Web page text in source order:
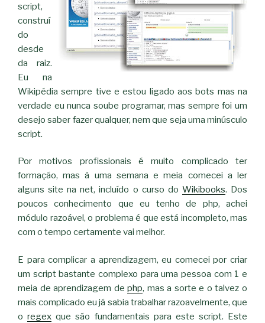
script,
construí
do
desde
da raiz.
Eu na
Wikipédia sempre tive e estou ligado aos bots mas na
verdade eu nunca soube programar, mas sempre foi um
desejo saber fazer qualquer, nem que seja uma minúsculo
script.
Por motivos profissionais é muito complicado ter
formação, mas à uma semana e meia comecei a ler
alguns site na net, incluído o curso do Wikibooks. Dos
poucos conhecimento que eu tenho de php, achei
módulo razoável, o problema é que está incompleto, mas
com o tempo certamente vai melhor.
E para complicar a aprendizagem, eu comecei por criar
um script bastante complexo para uma pessoa com 1 e
meia de aprendizagem dephp, mas a sorte e o talvez o
mais complicado eu já sabia trabalhar razoavelmente, que
oregex que são fundamentais para este script. Este